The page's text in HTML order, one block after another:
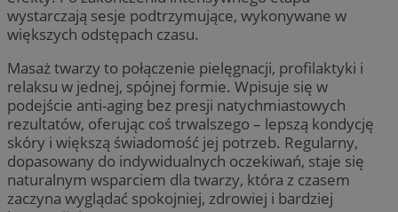
wystarczają sesje podtrzymujące, wykonywane w
większych odstępach czasu.
Masaż twarzy to połączenie pielęgnacji, profilaktyki i
relaksu w jednej, spójnej formie. Wpisuje się w
podejście anti-aging bez presji natychmiastowych
rezultatów, oferując coś trwalszego – lepszą kondycję
skóry i większą świadomość jej potrzeb. Regularny,
dopasowany do indywidualnych oczekiwań, staje się
naturalnym wsparciem dla twarzy, która z czasem
zaczyna wyglądać spokojniej, zdrowiej i bardziej